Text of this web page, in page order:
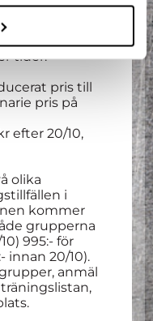
som
direkt efter
inte att
tider.
pris till
pris på
efter 20/10,
olika
i
kommer
grupperna
995:- för
innan 20/10).
anmäl